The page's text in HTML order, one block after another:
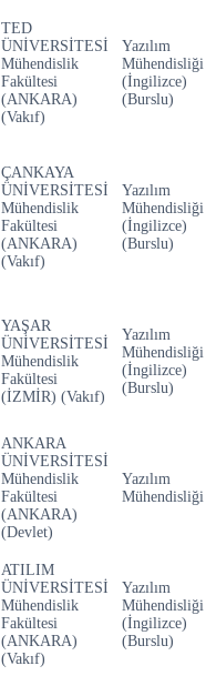
TED
ÜNİVERSİTESİ
Mühendislik
Fakültesi
(ANKARA)
(Vakıf)
Yazılım
Mühendisliği
(İngilizce)
(Burslu)
ÇANKAYA
ÜNİVERSİTESİ
Mühendislik
Fakültesi
(ANKARA)
(Vakıf)
Yazılım
Mühendisliği
(İngilizce)
(Burslu)
YAŞAR
ÜNİVERSİTESİ
Mühendislik
Fakültesi
(İZMİR) (Vakıf)
Yazılım
Mühendisliği
(İngilizce)
(Burslu)
ANKARA
ÜNİVERSİTESİ
Mühendislik
Fakültesi
(ANKARA)
(Devlet)
Yazılım
Mühendisliği
ATILIM
ÜNİVERSİTESİ
Mühendislik
Fakültesi
(ANKARA)
(Vakıf)
Yazılım
Mühendisliği
(İngilizce)
(Burslu)